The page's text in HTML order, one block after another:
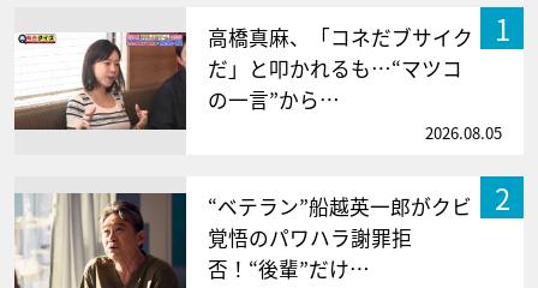
1
高橋真麻、「コネだブサイク
だ」と叩かれるも…“マツコ
の一言”から…
2026.08.05
2
“ベテラン”船越英一郎がクビ
覚悟のパワハラ謝罪拒
否！“後輩”だけ…